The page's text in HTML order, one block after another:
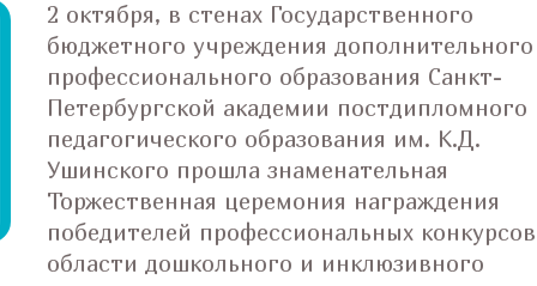
2 октября, в стенах Государственного
бюджетного учреждения дополнительного
профессионального образования Санкт-
Петербургской академии постдипломного
педагогического образования им. К.Д.
Ушинского прошла знаменательная
Торжественная церемония награждения
победителей профессиональных
области дошкольного и инклюзивного